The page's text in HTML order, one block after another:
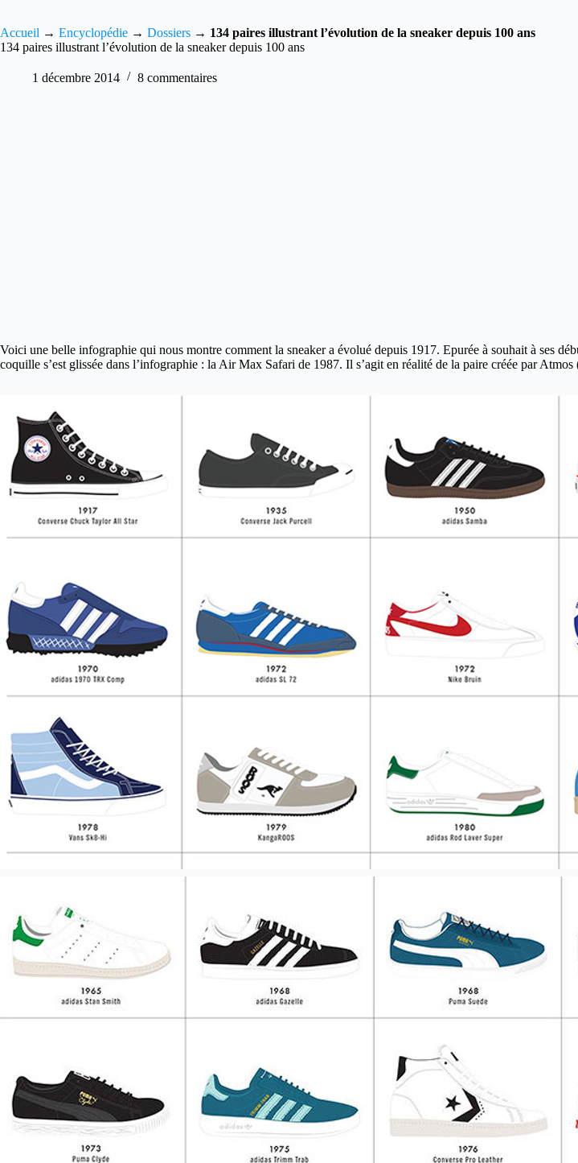
Accueil → Encyclopédie → Dossiers → 134 paires illustrant l’évolution de la sneaker depuis 100 ans
134 paires illustrant l’évolution de la sneaker depuis 100 ans
1 décembre 2014 8 commentaires
Voici une belle infographie qui nous montre comment la sneaker a évolué depuis 1917. Epurée à souhait à ses
coquille s’est glissée dans l’infographie : la Air Max Safari de 1987. Il s’agit en réalité de la paire créée par Atmos